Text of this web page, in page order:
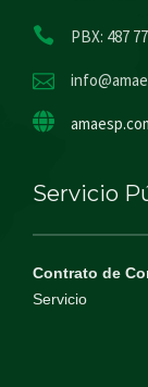
PBX: 487
Servicio
Contrato de
Servicio